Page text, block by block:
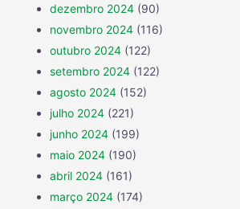
dezembro 2024 (90)
novembro 2024 (116)
outubro 2024 (122)
setembro 2024 (122)
agosto 2024 (152)
julho 2024 (221)
junho 2024 (199)
maio 2024 (190)
abril 2024 (161)
março 2024 (174)